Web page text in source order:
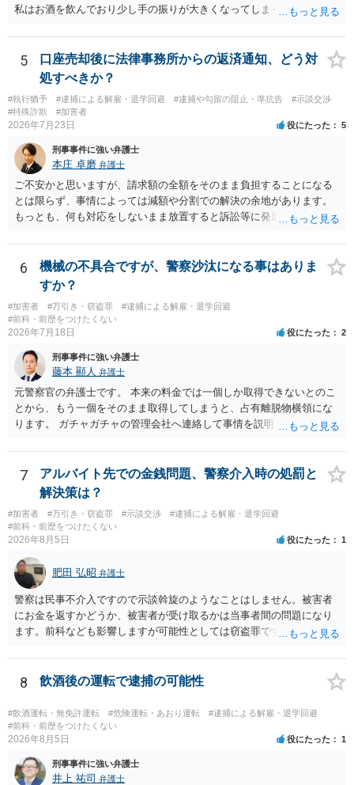
私はお酒を飲んでおり少し手の振りが大きくなってしまっていたこと
いた場合、故意だと判定されやすいのでしょうか？ お伺いする限り、
故意があると判断されることは無いかと思います。 ②逮捕、呼び出し
の可能性 この行為により、痴漢やその他の犯罪を犯したとして、逮
捕、呼び出しされる可能性はどれほどでしょうか？ 誤って当たってし
まっただけであり、さらにその場で女性等のアクションが無かったこ
とからすると、この後に呼び出される可能性は極めて低いと思いま
能性があると考えれば良いのでしょうか？ 逮捕や呼び出しの可能性は
極めて低いと思います。 連絡が来ることはないでしょう。
5
口座売却後に法律事務所からの返済通知、どう対
処すべきか？
#執行猶予 #逮捕による解雇・退学回避 #逮捕や勾留の阻止・準抗告
#示談交渉
#特殊詐欺
#加害者
2026年7月23日 役にたった 5
刑事事件に強い弁護士
本庄 卓磨 弁護士
ご不安かと思いますが、請求額の全額をそのまま負担することになる
とは限らず、事情によっては減額や分割での解決の余地があります。
もっとも、何も対応をしないまま放置すると訴訟等に発展してしまう
めします。
6
機械の不具合ですが、警察沙汰になる事はありま
すか？
#加害者 #万引き・窃盗罪
#逮捕による解雇・退学回避
#前科・前歴をつけたくない
2026年7月18日 役にたった 2
刑事事件に強い弁護士
藤本 顯人 弁護士
元警察官の弁護士です。 本来の料金では一個しか取得できないとのこ
とから、もう一個をそのまま取得してしまうと、占有離脱物横領にな
ります。 ガチャガチャの管理会社へ連絡して事情を説明して一個返還
あるいは管理会社がお金は不要かつ返還不要との申し出があれば取得
しても問題ありません。
7
アルバイト先での金銭問題、警察介入時の処罰と
解決策は？
#加害者 #万引き・窃盗罪 #示談交渉
#逮捕による解雇・退学回避
#前科・前歴をつけたくない
2026年8月5日 役にたった 1
肥田 弘昭 弁護士
警察は民事不介入ですので示談斡旋のようなことはしません。被害者
にお金を返すかどうか、被害者が受け取るかは当事者間の問題になり
ます。前科なども影響しますが可能性としては窃盗罪ですので、逮捕
8 飲酒後の運転で逮捕の可能性
#飲酒運転・無免許運転 #危険運転・あおり運転
#逮捕による解雇・退学回避
#前科・前歴をつけたくない
2026年8月5日 役にたった 1
刑事事件に強い弁護士
井上 祐司 弁護士